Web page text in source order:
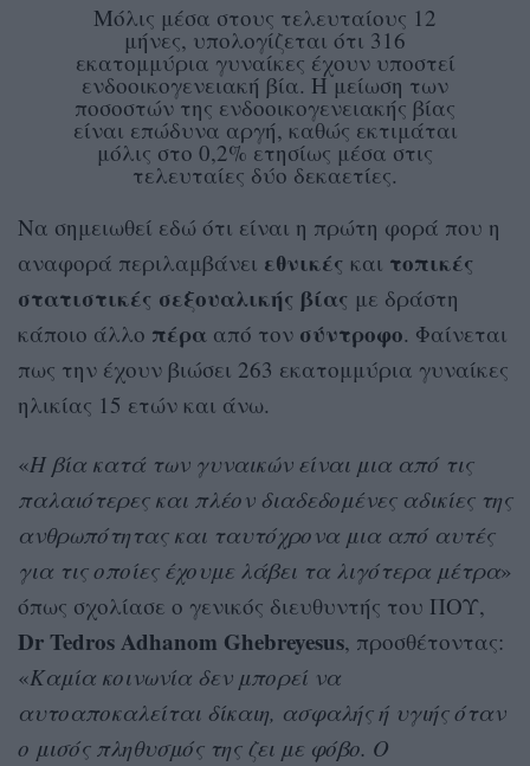
Μόλις μέσα στους τελευταίους 12
μήνες, υπολογίζεται ότι 316
εκατομμύρια γυναίκες έχουν υποστεί
ενδοοικογενειακή βία. Η μείωση των
ποσοστών της ενδοοικογενειακής βίας
είναι επώδυνα αργή, καθώς εκτιμάται
μόλις στο 0,2% ετησίως μέσα στις
τελευταίες δύο δεκαετίες.
Να σημειωθεί εδώ ότι είναι η πρώτη φορά που η
αναφορά περιλαμβάνει εθνικές και τοπικές
στατιστικές σεξουαλικής βίας με δράστη
κάποιο άλλο πέρα από τον σύντροφο. Φαίνεται
πως την έχουν βιώσει 263 εκατομμύρια γυναίκες
ηλικίας 15 ετών και άνω.
«Η βία κατά των γυναικών είναι μια από τις
παλαιότερες και πλέον διαδεδομένες αδικίες της
ανθρωπότητας και ταυτόχρονα μια από αυτές
για τις οποίες έχουμε λάβει τα λιγότερα μέτρα»
όπως σχολίασε ο γενικός διευθυντής του ΠΟΥ,
Dr Tedros Adhanom Ghebreyesus, προσθέτοντας:
«Καμία κοινωνία δεν μπορεί να
αυτοαποκαλείται δίκαιη, ασφαλής ή υγιής όταν
ο μισός πληθυσμός της ζει με φόβο. Ο